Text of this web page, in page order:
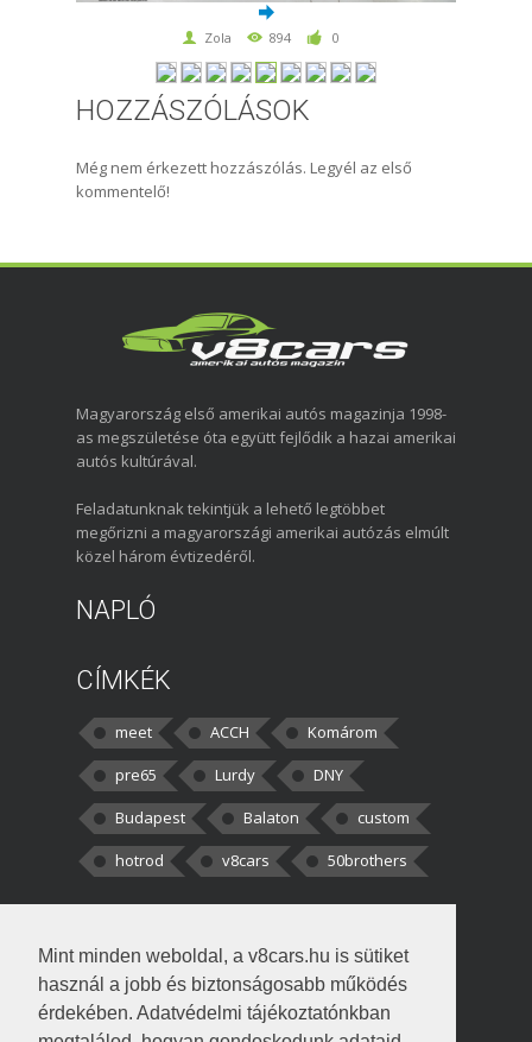
Mint minden weboldal, a v8cars.hu is sütiket
használ a jobb és biztonságosabb működés
érdekében. Adatvédelmi tájékoztatónkban
Zola 894 0
HOZZÁSZÓLÁSOK
Még nem érkezett hozzászólás. Legyél az első
kommentelő!
Magyarország első amerikai autós magazinja 1998-
as megszületése óta együtt fejlődik a hazai amerikai
autós kultúrával.
Feladatunknak tekintjük a lehető legtöbbet
megőrizni a magyarországi amerikai autózás elmúlt
közel három évtizedéről.
NAPLÓ
CÍMKÉK
meet ACCH
Komárom
pre65
Lurdy
DNY
Budapest
Balaton
custom
hotrod
v8cars 50brothers
kortisz:Elszúrtam! Én csak két
darabbaal számoltam. Nem tudtam, hogy fél autót,